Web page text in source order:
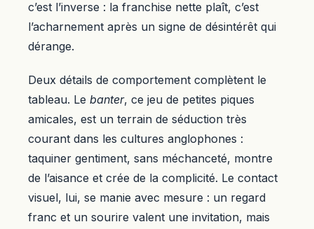
c’est l’inverse : la franchise nette plaît, c’est
l’acharnement après un signe de désintérêt qui
dérange.
Deux détails de comportement complètent le
tableau. Le banter, ce jeu de petites piques
amicales, est un terrain de séduction très
courant dans les cultures anglophones :
taquiner gentiment, sans méchanceté, montre
de l’aisance et crée de la complicité. Le contact
visuel, lui, se manie avec mesure : un regard
franc et un sourire valent une invitation, mais